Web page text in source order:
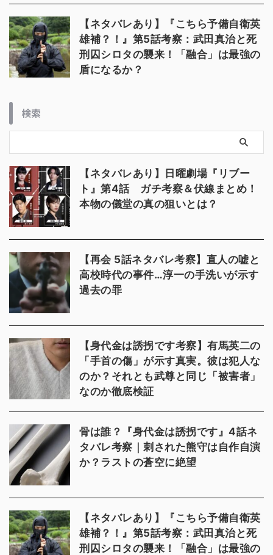
【ネタバレあり】『こちら予備自衛英
雄補？！』第5話考察：武田真治と死
刑囚シロタの襲来！「融合」は最強の
盾になるか？
検索
【ネタバレあり】日曜劇場『リブー
ト』第4話 ガチ考察＆伏線まとめ！
本物の儀堂の真の狙いとは？
【再会 5話ネタバレ考察】直人の嘘と
高校時代の事件…淳一の手洗いが示す
過去の罪
【身代金は誘拐です考察】有馬英二の
「手首の傷」が示す真実。彼は犯人な
のか？それとも武尊と同じ「被害者」
なのか徹底検証
骨は誰？『身代金は誘拐です』4話ネ
タバレ考察｜刺された熊守は自作自演
か？ラストの蒼空に絶望
【ネタバレあり】『こちら予備自衛英
雄補？！』第5話考察：武田真治と死
刑囚シロタの襲来！「融合」は最強の